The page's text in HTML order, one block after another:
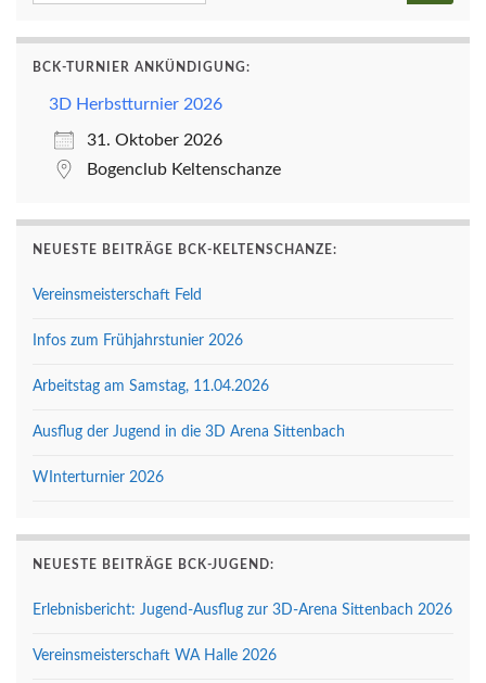
BCK-TURNIER ANKÜNDIGUNG:
3D Herbstturnier 2026
31. Oktober 2026
Bogenclub Keltenschanze
NEUESTE BEITRÄGE BCK-KELTENSCHANZE:
Vereinsmeisterschaft Feld
Infos zum Frühjahrstunier 2026
Arbeitstag am Samstag, 11.04.2026
Ausflug der Jugend in die 3D Arena Sittenbach
WInterturnier 2026
NEUESTE BEITRÄGE BCK-JUGEND:
Erlebnisbericht: Jugend-Ausflug zur 3D-Arena Sittenbach 2026
Vereinsmeisterschaft WA Halle 2026